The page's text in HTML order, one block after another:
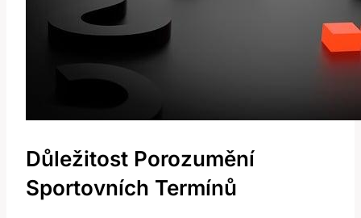
Důležitost Porozumění
Sportovních Termínů